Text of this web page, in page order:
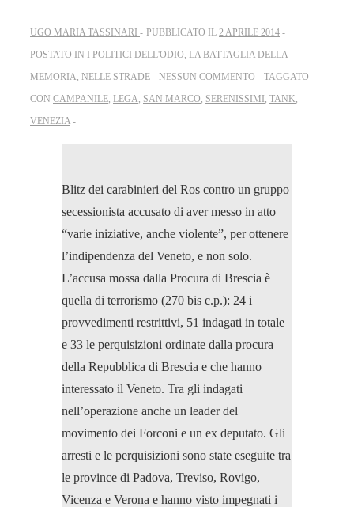
UGO MARIA TASSINARI PUBBLICATO IL 2 APRILE 2014
POSTATO IN I POLITICI DELL'ODIO LA BATTAGLIA DELLA
MEMORIA NELLE STRADE NESSUN COMMENTO
TAGGATO
CON CAMPANILE LEGA SAN MARCO SERENISSIMI TANK
VENEZIA
Blitz dei carabinieri del Ros contro un gruppo
secessionista accusato di aver messo in atto
“varie iniziative, anche violente”, per ottenere
l’indipendenza del Veneto, e non solo.
L’accusa mossa dalla Procura di Brescia è
quella di terrorismo (270 bis c.p.): 24 i
provvedimenti restrittivi, 51 indagati in totale
e 33 le perquisizioni ordinate dalla procura
della Repubblica di Brescia e che hanno
interessato il Veneto. Tra gli indagati
nell’operazione anche un leader del
movimento dei Forconi e un ex deputato. Gli
arresti e le perquisizioni sono state eseguite tra
le province di Padova, Treviso, Rovigo,
Vicenza e Verona e hanno visto impegnati i